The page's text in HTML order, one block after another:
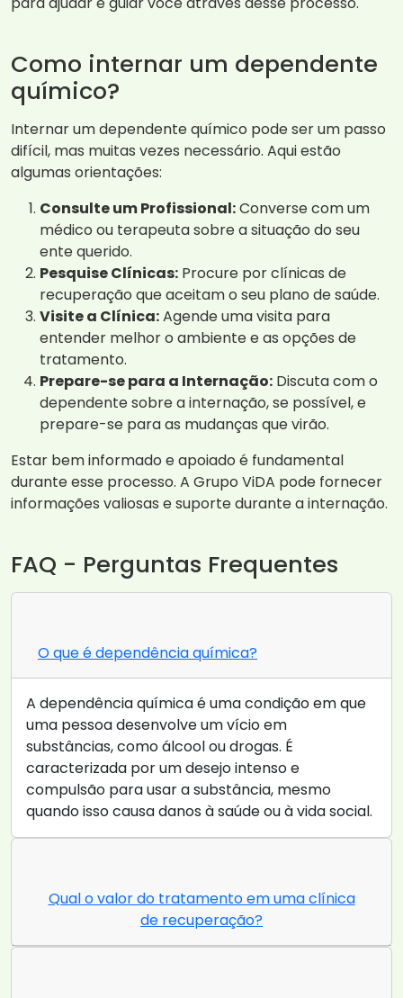
Como internar um dependente
químico?
Internar um dependente químico pode ser um passo
difícil, mas muitas vezes necessário. Aqui estão
algumas orientações:
Consulte um Profissional:Converse com um
médico ou terapeuta sobre a situação do seu
ente querido.
Pesquise Clínicas: Procure por clínicas de
recuperação que aceitam o seu plano de saúde.
Visite a Clínica:Agende uma visita para
entender melhor o ambiente e as opções de
tratamento.
Prepare-se para a Internação: Discuta com o
dependente sobre a internação, se possível, e
prepare-se para as mudanças que virão.
Estar bem informado e apoiado é fundamental
durante esse processo. A Grupo ViDA pode fornecer
informações valiosas e suporte durante a internação.
FAQ - Perguntas Frequentes
O que é dependência química?
A dependência química é uma condição em que
uma pessoa desenvolve um vício em
substâncias, como álcool ou drogas. É
caracterizada por um desejo intenso e
compulsão para usar a substância, mesmo
quando isso causa danos à saúde ou à vida social.
Qual o valor do tratamento em uma clínica
de recuperação?